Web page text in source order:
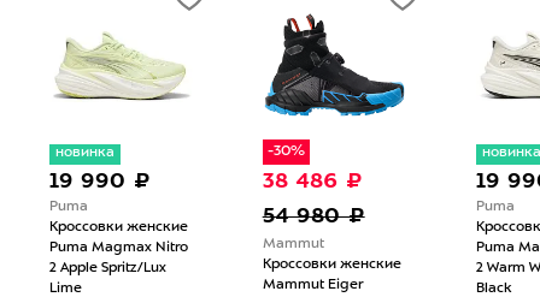
новинка
19 990 ₽
Puma
Кроссовки женские
Puma Magmax Nitro
2 Apple Spritz/Lux
Lime
-30%
38 486 ₽
54 980 ₽
Mammut
Кроссовки женские
Mammut Eiger
новинка
19
Puma
Puma
2 Warm
Black